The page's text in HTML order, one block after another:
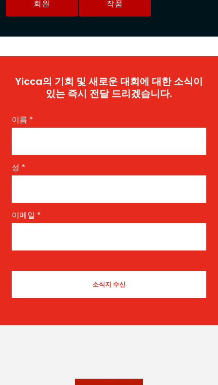
회원 작품
Yicca의 기회 및 새로운 대회에 대한 소식이
있는 즉시 전달 드리겠습니다.
이름 *
성 *
이메일 *